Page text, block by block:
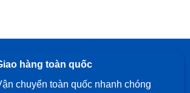
hàng toàn quốc
chuyển toàn quốc nhanh chóng